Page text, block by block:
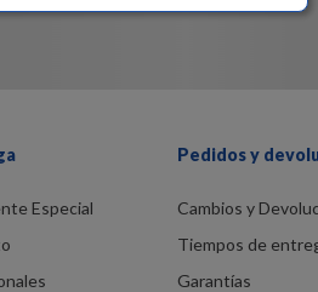
Especial
Pedidos y
Cambios y
Tiempos de
Garantías